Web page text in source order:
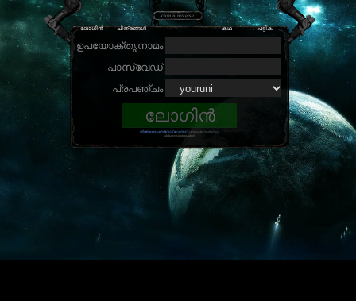
cloneuniverse
ലോഗിൻ ചിത്രങ്ങൾ കഥ പട്ടിക
ഉപയോക്തൃനാമം
പാസ്വേഡ്
പ്രപഞ്ചം
നിങ്ങളുടെ പാസ്‌വേഡ് മറന്നോ? പസാധകസംബന്ധം
.alpha-version(unstable).